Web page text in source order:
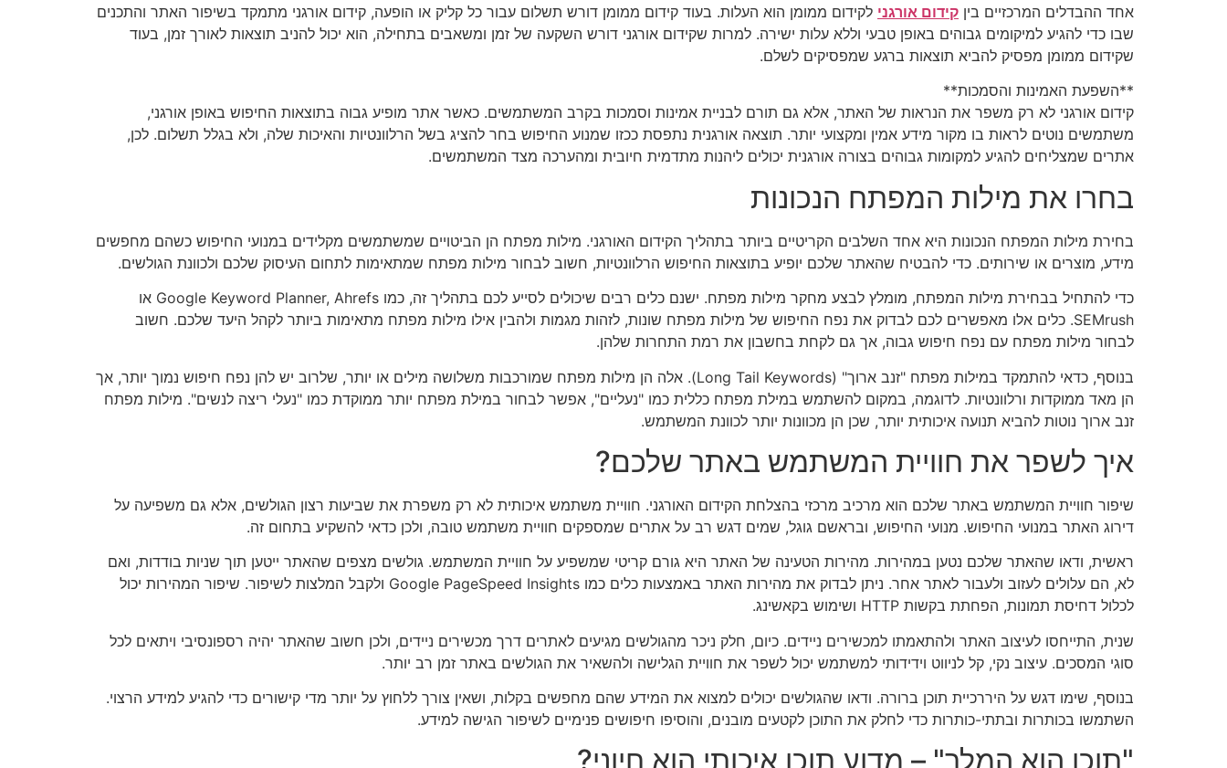
אחד ההבדלים המרכזיים בין קידום אורגני לקידום ממומן הוא העלות. בעוד קידום ממומן דורש תשלום עבור כל קליק או הופעה, קידום אורגני מתמקד בשיפור האתר והתכנים
שבו כדי להגיע למיקומים גבוהים באופן טבעי וללא עלות ישירה. למרות שקידום אורגני דורש השקעה של זמן ומשאבים בתחילה, הוא יכול להניב תוצאות לאורך זמן, בעוד
שקידום ממומן מפסיק להביא תוצאות ברגע שמפסיקים לשלם.
**השפעת האמינות והסמכות**
קידום אורגני לא רק משפר את הנראות של האתר, אלא גם תורם לבניית אמינות וסמכות בקרב המשתמשים. כאשר אתר מופיע גבוה בתוצאות החיפוש באופן אורגני,
משתמשים נוטים לראות בו מקור מידע אמין ומקצועי יותר. תוצאה אורגנית נתפסת ככזו שמנוע החיפוש בחר להציג בשל הרלוונטיות והאיכות שלה, ולא בגלל תשלום. לכן,
אתרים שמצליחים להגיע למקומות גבוהים בצורה אורגנית יכולים ליהנות מתדמית חיובית ומהערכה מצד המשתמשים.
בחרו את מילות המפתח הנכונות
בחירת מילות המפתח הנכונות היא אחד השלבים הקריטיים ביותר בתהליך הקידום האורגני. מילות מפתח הן הביטויים שמשתמשים מקלידים במנועי החיפוש כשהם מחפשים
מידע, מוצרים או שירותים. כדי להבטיח שהאתר שלכם יופיע בתוצאות החיפוש הרלוונטיות, חשוב לבחור מילות מפתח שמתאימות לתחום העיסוק שלכם ולכוונת הגולשים.
כדי להתחיל בבחירת מילות המפתח, מומלץ לבצע מחקר מילות מפתח. ישנם כלים רבים שיכולים לסייע לכם בתהליך זה, כמו Google Keyword Planner, Ahrefs או
SEMrush. כלים אלו מאפשרים לכם לבדוק את נפח החיפוש של מילות מפתח שונות, לזהות מגמות ולהבין אילו מילות מפתח מתאימות ביותר לקהל היעד שלכם. חשוב
לבחור מילות מפתח עם נפח חיפוש גבוה, אך גם לקחת בחשבון את רמת התחרות שלהן.
בנוסף, כדאי להתמקד במילות מפתח "זנב ארוך" (Long Tail Keywords). אלה הן מילות מפתח שמורכבות משלושה מילים או יותר, שלרוב יש להן נפח חיפוש נמוך יותר, אך
הן מאד ממוקדות ורלוונטיות. לדוגמה, במקום להשתמש במילת מפתח כללית כמו "נעליים", אפשר לבחור במילת מפתח יותר ממוקדת כמו "נעלי ריצה לנשים". מילות מפתח
זנב ארוך נוטות להביא תנועה איכותית יותר, שכן הן מכוונות יותר לכוונת המשתמש.
איך לשפר את חוויית המשתמש באתר שלכם?
שיפור חוויית המשתמש באתר שלכם הוא מרכיב מרכזי בהצלחת הקידום האורגני. חוויית משתמש איכותית לא רק משפרת את שביעות רצון הגולשים, אלא גם משפיעה על
דירוג האתר במנועי החיפוש. מנועי החיפוש, ובראשם גוגל, שמים דגש רב על אתרים שמספקים חוויית משתמש טובה, ולכן כדאי להשקיע בתחום זה.
ראשית, ודאו שהאתר שלכם נטען במהירות. מהירות הטעינה של האתר היא גורם קריטי שמשפיע על חוויית המשתמש. גולשים מצפים שהאתר ייטען תוך שניות בודדות, ואם
לא, הם עלולים לעזוב ולעבור לאתר אחר. ניתן לבדוק את מהירות האתר באמצעות כלים כמו Google PageSpeed Insights ולקבל המלצות לשיפור. שיפור המהירות יכול
לכלול דחיסת תמונות, הפחתת בקשות HTTP ושימוש בקאשינג.
שנית, התייחסו לעיצוב האתר ולהתאמתו למכשירים ניידים. כיום, חלק ניכר מהגולשים מגיעים לאתרים דרך מכשירים ניידים, ולכן חשוב שהאתר יהיה רספונסיבי ויתאים לכל
סוגי המסכים. עיצוב נקי, קל לניווט וידידותי למשתמש יכול לשפר את חוויית הגלישה ולהשאיר את הגולשים באתר זמן רב יותר.
בנוסף, שימו דגש על היררכיית תוכן ברורה. ודאו שהגולשים יכולים למצוא את המידע שהם מחפשים בקלות, ושאין צורך ללחוץ על יותר מדי קישורים כדי להגיע למידע הרצוי.
השתמשו בכותרות ובתתי-כותרות כדי לחלק את התוכן לקטעים מובנים, והוסיפו חיפושים פנימיים לשיפור הגישה למידע.
"תוכן הוא המלך" – מדוע תוכן איכותי הוא חיוני?